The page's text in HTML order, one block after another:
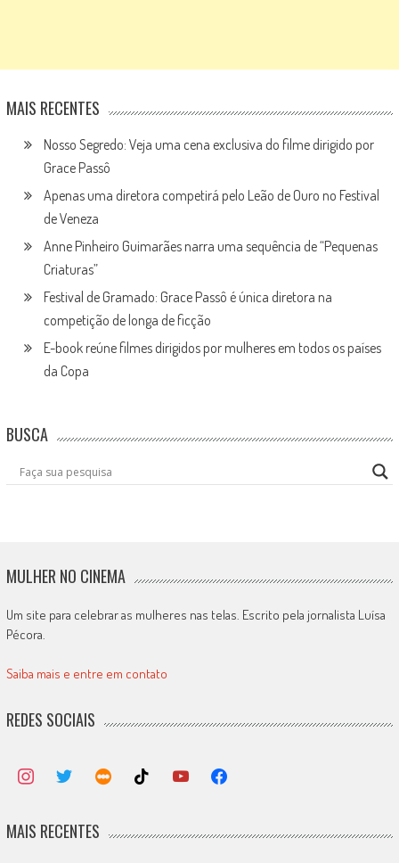
MAIS RECENTES
Nosso Segredo: Veja uma cena exclusiva do filme dirigido por
Grace Passô
Apenas uma diretora competirá pelo Leão de Ouro no Festival
de Veneza
Anne Pinheiro Guimarães narra uma sequência de “Pequenas
Criaturas”
Festival de Gramado: Grace Passô é única diretora na
competição de longa de ficção
E-book reúne filmes dirigidos por mulheres em todos os países
da Copa
BUSCA
MULHER NO CINEMA
Um site para celebrar as mulheres nas telas. Escrito pela jornalista Luísa
Pécora.
Saiba mais e entre em contato
REDES SOCIAIS
MAIS RECENTES